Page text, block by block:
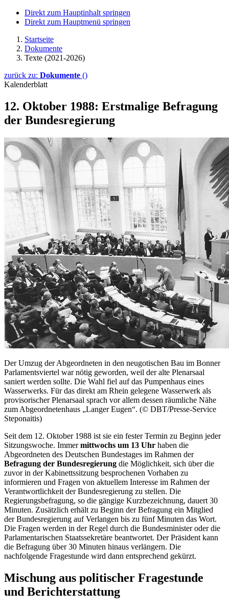
Direkt zum Hauptinhalt springen
Direkt zum Hauptmenü springen
Startseite
Dokumente
Texte (2021-2026)
zurück zu: Dokumente ()
Kalenderblatt
12. Oktober 1988: Erstmalige Befragung
der Bundesregierung
Der Umzug der Abgeordneten in den neugotischen Bau im Bonner
Parlamentsviertel war nötig geworden, weil der alte Plenarsaal
saniert werden sollte. Die Wahl fiel auf das Pumpenhaus eines
Wasserwerks. Für das direkt am Rhein gelegene Wasserwerk als
provisorischer Plenarsaal sprach vor allem dessen räumliche Nähe
zum Abgeordnetenhaus „Langer Eugen“. (© DBT/Presse-Service
Steponaitis)
Seit dem 12. Oktober 1988 ist sie ein fester Termin zu Beginn jeder
Sitzungswoche. Immermittwochs um 13 Uhr haben die
Abgeordneten des Deutschen Bundestages im Rahmen der
Befragung der Bundesregierung die Möglichkeit, sich über die
zuvor in der Kabinettssitzung besprochenen Vorhaben zu
informieren und Fragen von aktuellem Interesse im Rahmen der
Verantwortlichkeit der Bundesregierung zu stellen. Die
Regierungsbefragung, so die gängige Kurzbezeichnung, dauert 30
Minuten. Zusätzlich erhält zu Beginn der Befragung ein Mitglied
der Bundesregierung auf Verlangen bis zu fünf Minuten das Wort.
Die Fragen werden in der Regel durch die Bundesminister oder die
Parlamentarischen Staatssekretäre beantwortet. Der Präsident kann
die Befragung über 30 Minuten hinaus verlängern. Die
nachfolgende Fragestunde wird dann entsprechend gekürzt.
Mischung aus politischer Fragestunde
und Berichterstattung